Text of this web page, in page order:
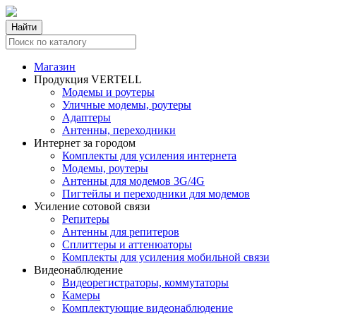
Найти
Магазин
Продукция VERTELL
Модемы и роутеры
Уличные модемы, роутеры
Адаптеры
Антенны, переходники
Интернет за городом
Комплекты для усиления интернета
Модемы, роутеры
Антенны для модемов 3G/4G
Пигтейлы и переходники для модемов
Усиление сотовой связи
Репитеры
Антенны для репитеров
Сплиттеры и аттенюаторы
Комплекты для усиления мобильной связи
Видеонаблюдение
Видеорегистраторы, коммутаторы
Камеры
Комплектующие видеонаблюдение